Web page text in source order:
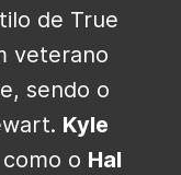
de True
veterano
sendo o
Kyle
o Hal